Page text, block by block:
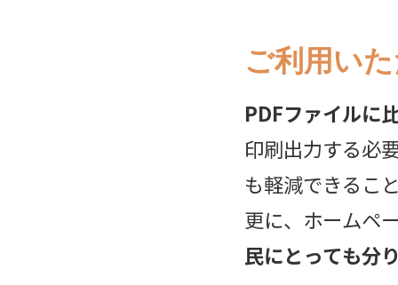
ご利用い
PDFファイルに
印刷出力する必
も軽減できるこ
更に、ホームペ
民にとっても分